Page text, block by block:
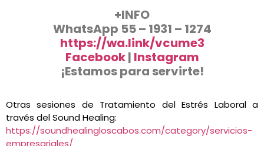
+INFO
WhatsApp 55 – 1931 – 1274
https://wa.link/vcume3
Facebook| Instagram
¡Estamos para servirte!
Otras sesiones de Tratamiento del Estrés Laboral a
través del Sound Healing:
https://soundhealingloscabos.com/category/servicios-
empresariales/